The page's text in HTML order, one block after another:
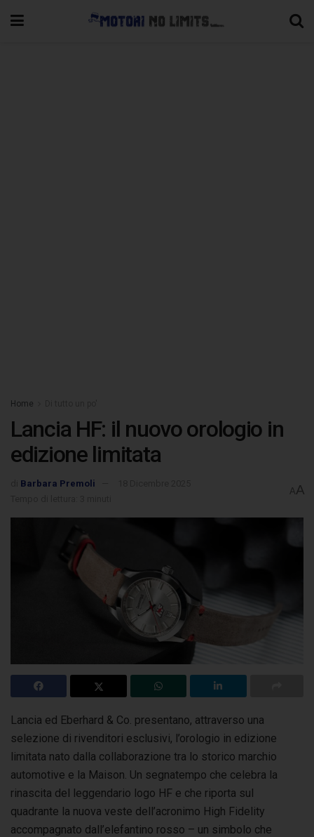
Home
Lancia HF: il nuovo orologio in
edizione limitata
Barbara Premoli
AA
Lancia ed Eberhard & Co. presentano, attraverso una
selezione di rivenditori esclusivi, l’orologio in edizione
limitata nato dalla collaborazione tra lo storico marchio
automotive e la Maison. Un segnatempo che celebra la
rinascita del leggendario logo HF e che riporta sul
quadrante la nuova veste dell’acronimo High Fidelity
accompagnato dall’elefantino rosso – un simbolo che